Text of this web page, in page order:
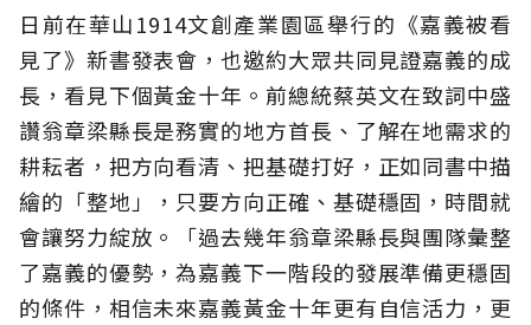
日前在華山1914文創產業園區舉行的《嘉義被看
見了》新書發表會，也邀約大眾共同見證嘉義的成
長，看見下個黃金十年。前總統蔡英文在致詞中盛
讚翁章梁縣長是務實的地方首長、了解在地需求的
耕耘者，把方向看清、把基礎打好，正如同書中描
繪的「整地」，只要方向正確、基礎穩固，時間就
會讓努力綻放。「過去幾年翁章梁縣長與團隊彙整
了嘉義的優勢，為嘉義下一階段的發展準備更穩固
的條件，相信未來嘉義黃金十年更有自信活力，更